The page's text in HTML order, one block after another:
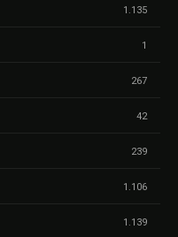
1.135
1
267
42
239
1.106
1.139